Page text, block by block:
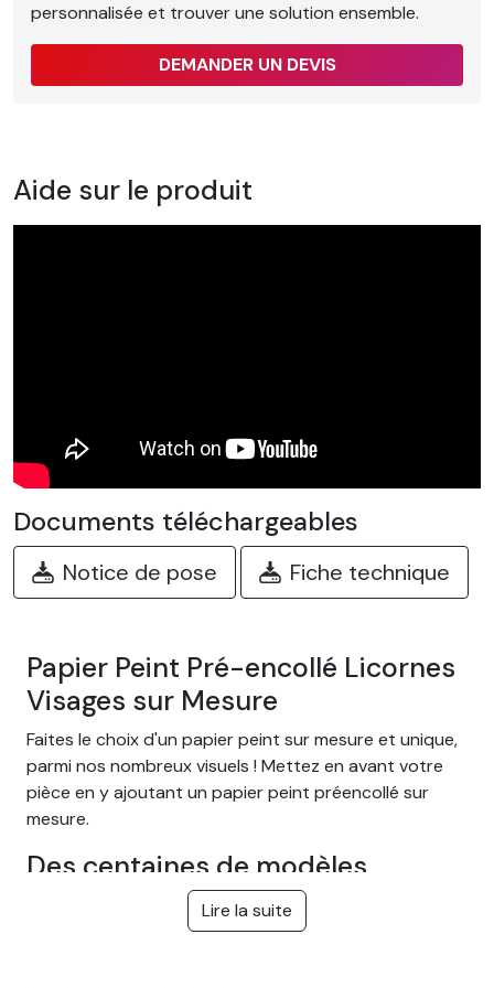
personnalisée et trouver une solution ensemble.
DEMANDER UN DEVIS
Aide sur le produit
Documents téléchargeables
Notice de pose Fiche technique
Papier Peint Pré-encollé Licornes
Visages sur Mesure
Faites le choix d'un papier peint sur mesure et unique,
parmi nos nombreux visuels ! Mettez en avant votre
pièce en y ajoutant un papier peint préencollé sur
mesure.
Des centaines de modèles
Choisissez parmi notre large gamme de papiers peints
Lire la suite